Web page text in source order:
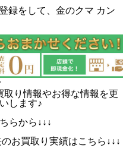
録をして、金のクマ カン
取り情報やお得な情報を更
します♪
らから↓↓↓
お買取り実績はこちら↓↓↓